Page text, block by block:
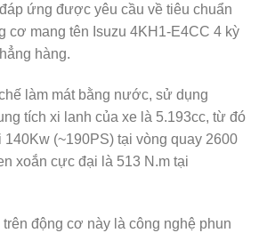
ứng được yêu cầu về tiêu chuẩn
cơ mang tên Isuzu 4KH1-E4CC 4 kỳ
hàng.
làm mát bằng nước, sử dụng
tích xi lanh của xe là 5.193cc, từ đó
140Kw (~190PS) tại vòng quay 2600
xoắn cực đại là 513 N.m tại
động cơ này là công nghệ phun